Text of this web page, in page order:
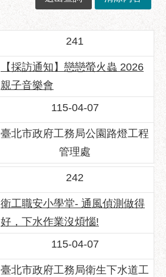
241
【採訪通知】戀戀螢火蟲 2026
親子音樂會
115-04-07
臺北市政府工務局公園路燈工程
管理處
242
衛工職安小學堂- 通風偵測做得
好，下水作業沒煩惱!
115-04-07
臺北市政府工務局衛生下水道工